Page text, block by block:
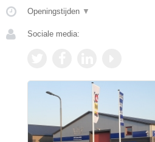
Openingstijden ▼
Sociale media: